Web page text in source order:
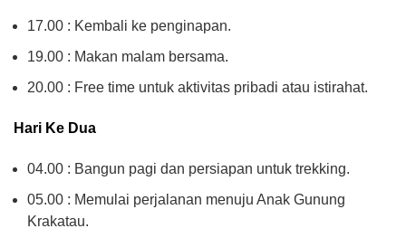
17.00 : Kembali ke penginapan.
19.00 : Makan malam bersama.
20.00 : Free time untuk aktivitas pribadi atau istirahat.
Hari Ke Dua
04.00 : Bangun pagi dan persiapan untuk trekking.
05.00 : Memulai perjalanan menuju Anak Gunung
Krakatau.